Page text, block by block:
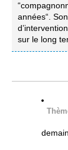
années“.
sur le long
demain